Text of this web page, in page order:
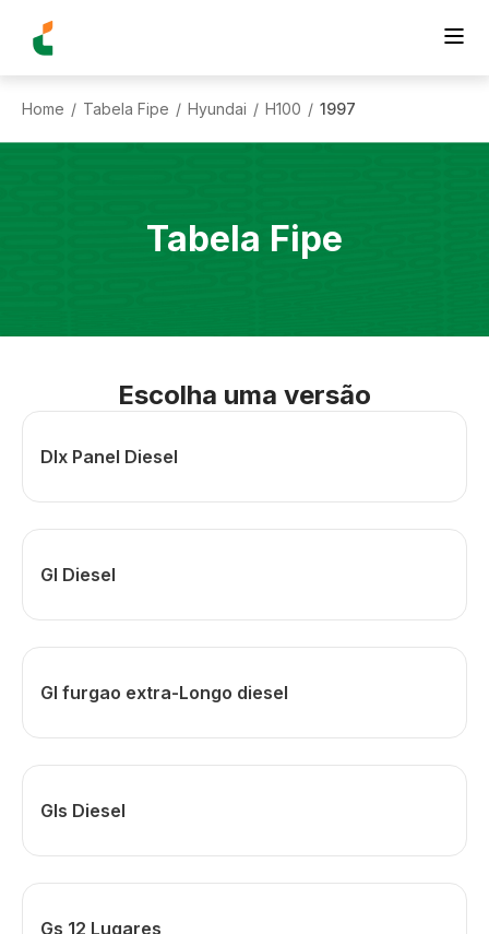
Home / Tabela Fipe / Hyundai / H100 / 1997
Tabela Fipe
Escolha uma versão
Dlx Panel Diesel
Gl Diesel
Gl furgao extra-Longo diesel
Gls Diesel
Gs 12 Lugares